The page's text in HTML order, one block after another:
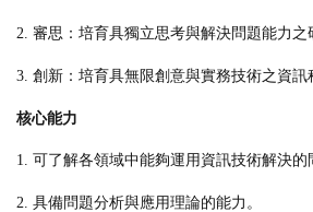
2. 審思：培育具獨立思考與解決問題能力之
3. 創新：培育具無限創意與實務技術之資訊
核心能力
1. 可了解各領域中能夠運用資訊技術解決的
2. 具備問題分析與應用理論的能力。